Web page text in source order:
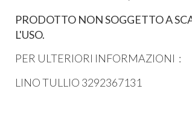
PRODOTTO NON SOGGETTO A
L'USO.
PER ULTERIORI INFORMAZIONI :
LINO TULLIO 3292367131